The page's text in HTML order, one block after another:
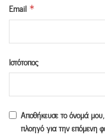
Email *
Ιστότοπος
Αποθήκευσε το όνομά
πλοηγό για την επόμενη